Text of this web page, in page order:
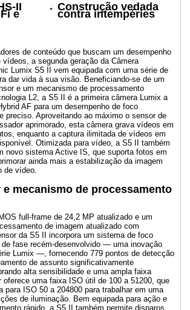
II
e
Construção vedada
contra intempéries
de conteúdo que buscam um desempenho
a segunda geração da Câmera
Lumix S5 II vem equipada com uma série de
dar vida à sua visão. Beneficiando-se de um
e um mecanismo de processamento
L2, a S5 II é a primeira câmera Lumix a
AF para um desempenho de foco
preciso. Aproveitando ao máximo o sensor de
aprimorado, esta câmera grava vídeos em
enquanto a captura ilimitada de vídeos em
Otimizada para vídeo, a S5 II também
novo sistema Active IS, que suporta fotos em
ainda mais a estabilização da imagem
de vídeo.
e mecanismo de processamento
full-frame de 24,2 MP atualizado e um
de imagem atualizado com
da S5 II incorpora um sistema de foco
fase recém-desenvolvido — uma inovação
Lumix —, fornecendo 779 pontos de detecção
de assunto significativamente
alta sensibilidade e uma ampla faixa
oferece uma faixa ISO útil de 100 a 51200, que
para ISO 50 a 204800 para trabalhar em uma
de iluminação. Bem equipada para ação e
rápido, a S5 II também permite disparos